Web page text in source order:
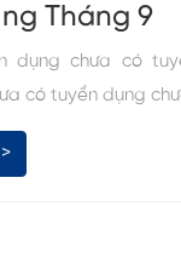
Tháng 9
dụng chưa có
có tuyển dụng